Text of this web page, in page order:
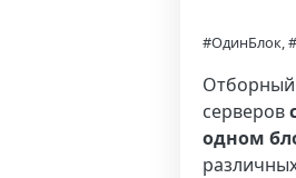
#ОдинБлок,
серверов
одном